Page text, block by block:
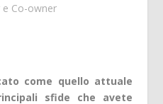
Co-owner
come quello attuale
sfide che avete